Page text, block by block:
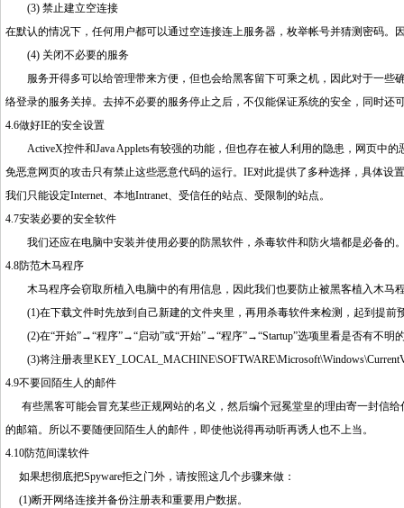
(3) 禁止建立空连接
在默认的情况下，任何用户都可以通过空连接连上服务器，枚举帐号并猜测密码。
(4) 关闭不必要的服务
服务开得多可以给管理带来方便，但也会给黑客留下可乘之机，因此对于一些
络登录的服务关掉。去掉不必要的服务停止之后，不仅能保证系统的安全，同时还
4.6做好IE的安全设置
ActiveX控件和Java Applets有较强的功能，但也存在被人利用的隐患，网页中
免恶意网页的攻击只有禁止这些恶意代码的运行。IE对此提供了多种选择，具体
我们只能设定Internet、本地Intranet、受信任的站点、受限制的站点。
4.7安装必要的安全软件
我们还应在电脑中安装并使用必要的防黑软件，杀毒软件和防火墙都是必备的
4.8防范木马程序
木马程序会窃取所植入电脑中的有用信息，因此我们也要防止被黑客植入木马
(1)在下载文件时先放到自己新建的文件夹里，再用杀毒软件来检测，起到提前
(2)在“开始”→“程序”→“启动”或“开始”→“程序”→“Startup”选项里看是否有不明
(3)将注册表里
4.9不要回陌生人的邮件
有些黑客可能会冒充某些正规网站的名义，然后编个冠冕堂皇的理由寄一封信
的邮箱。所以不要随便回陌生人的邮件，即使他说得再动听再诱人也不上当。
4.10防范间谍软件
如果想彻底把Spyware拒之门外，请按照这几个步骤来做：
(1)断开网络连接并备份注册表和重要用户数据。